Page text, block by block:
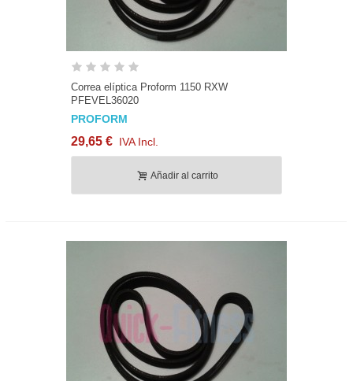
Correa elíptica Proform 1150 RXW
PFEVEL36020
PROFORM
29,65 € IVA Incl.
Añadir al carrito